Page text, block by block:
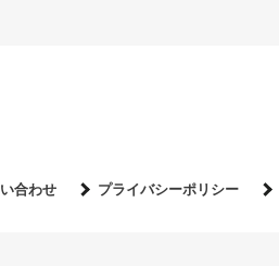
合わせ プライバシーポリシー